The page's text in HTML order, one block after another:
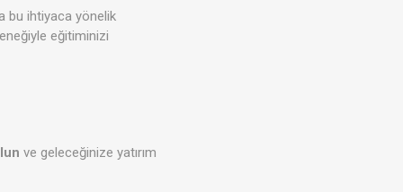
bu ihtiyaca yönelik
eğitiminizi
ve geleceğinize yatırım